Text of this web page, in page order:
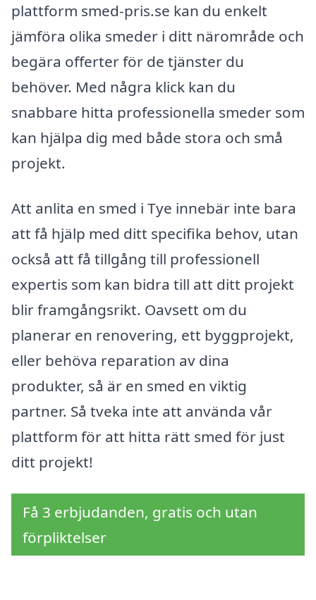
plattform smed-pris.se kan du enkelt
jämföra olika smeder i ditt närområde och
begära offerter för de tjänster du
behöver. Med några klick kan du
snabbare hitta professionella smeder som
kan hjälpa dig med både stora och små
projekt.
Att anlita en smed i Tye innebär inte bara
att få hjälp med ditt specifika behov, utan
också att få tillgång till professionell
expertis som kan bidra till att ditt projekt
blir framgångsrikt. Oavsett om du
planerar en renovering, ett byggprojekt,
eller behöva reparation av dina
produkter, så är en smed en viktig
partner. Så tveka inte att använda vår
plattform för att hitta rätt smed för just
ditt projekt!
Få 3 erbjudanden, gratis och utan
förpliktelser